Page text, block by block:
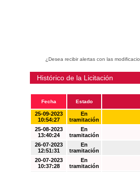
¿Desea recibir alertas con las
Histórico de la Licitación
Fecha Estado
25-09-2023
10:54:27
En
tramitación
25-08-2023
13:40:24
En
tramitación
26-07-2023
12:51:31
En
tramitación
20-07-2023
10:37:28
En
tramitación